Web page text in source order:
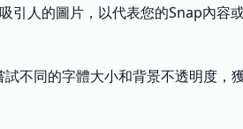
人的圖片，以代表您的Snap內容或
不同的字體大小和背景不透明度，